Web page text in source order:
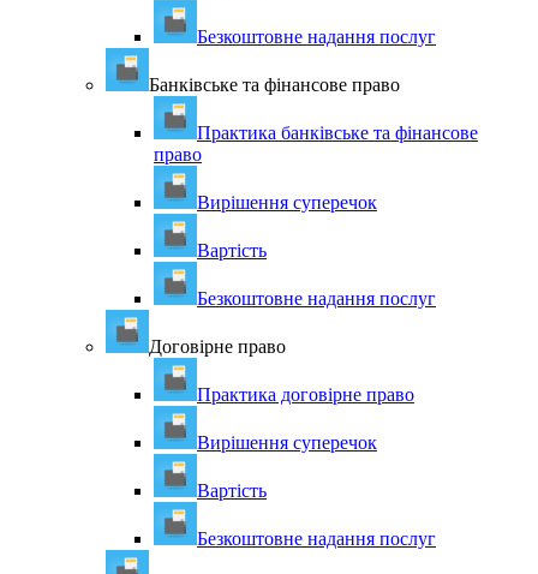
Безкоштовне надання послуг
Банківське та фінансове право
Практика банківське та фінансове
право
Вирішення суперечок
Вартість
Безкоштовне надання послуг
Договірне право
Практика договірне право
Вирішення суперечок
Вартість
Безкоштовне надання послуг